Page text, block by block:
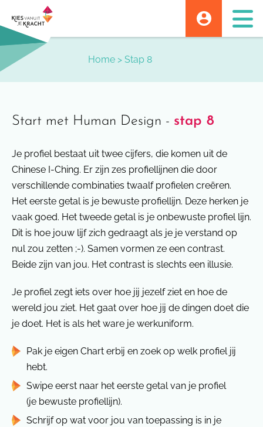
to
content
Home > Stap 8
Start met Human Design - stap 8
Je profiel bestaat uit twee cijfers, die komen uit de
Chinese I-Ching. Er zijn zes profiellijnen die door
verschillende combinaties twaalf profielen creëren.
Het eerste getal is je bewuste profiellijn. Deze herken je
vaak goed. Het tweede getal is je onbewuste profiel lijn.
Dit is hoe jouw lijf zich gedraagt als je je verstand op
nul zou zetten ;-). Samen vormen ze een contrast.
Beide zijn van jou. Het contrast is slechts een illusie.
Je profiel zegt iets over hoe jij jezelf ziet en hoe de
wereld jou ziet. Het gaat over hoe jij de dingen doet die
je doet. Het is als het ware je werkuniform.
Pak je eigen Chart erbij en zoek op welk profiel jij
hebt.
Swipe eerst naar het eerste getal van je profiel
(je bewuste profiellijn).
Schrijf op wat voor jou van toepassing is in je